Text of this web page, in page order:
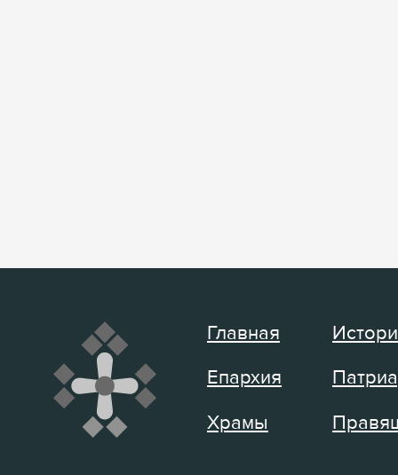
Главная
Епархия
Храмы